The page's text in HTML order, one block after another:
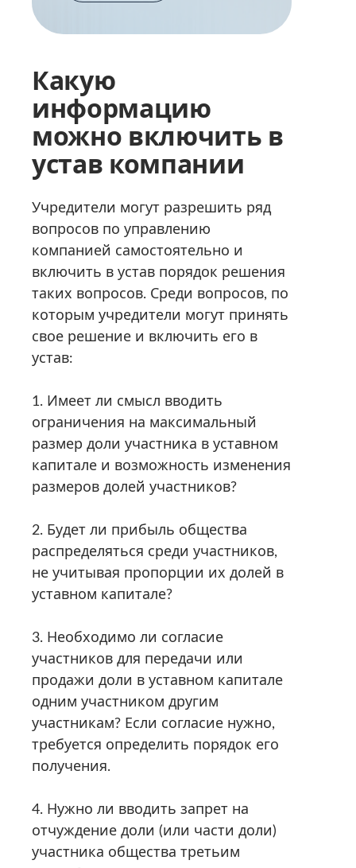
Какую
информацию
можно включить в
устав компании
Учредители могут разрешить ряд
вопросов по управлению
компанией самостоятельно и
включить в устав порядок решения
таких вопросов. Среди вопросов, по
которым учредители могут принять
свое решение и включить его в
устав:
1. Имеет ли смысл вводить
ограничения на максимальный
размер доли участника в уставном
капитале и возможность изменения
размеров долей участников?
2. Будет ли прибыль общества
распределяться среди участников,
не учитывая пропорции их долей в
уставном капитале?
3. Необходимо ли согласие
участников для передачи или
продажи доли в уставном капитале
одним участником другим
участникам? Если согласие нужно,
требуется определить порядок его
получения.
4. Нужно ли вводить запрет на
отчуждение доли (или части доли)
участника общества третьим